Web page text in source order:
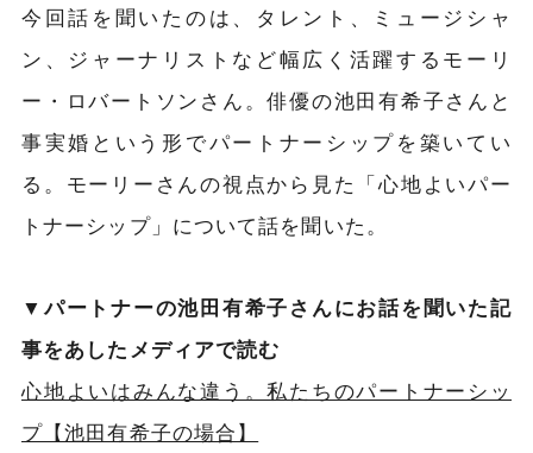
今回話を聞いたのは、タレント、ミュージシャ
ン、ジャーナリストなど幅広く活躍するモーリ
ー・ロバートソンさん。俳優の池田有希子さんと
事実婚という形でパートナーシップを築いてい
る。モーリーさんの視点から見た「心地よいパー
トナーシップ」について話を聞いた。
▼パートナーの池田有希子さんにお話を聞いた記
事をあしたメディアで読む
心地よいはみんな違う。私たちのパートナーシッ
プ【池田有希子の場合】